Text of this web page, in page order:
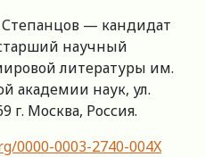
— кандидат
научный
литературы им.
академии наук, ул.
г. Москва, Россия.
0000-0003-2740-004X